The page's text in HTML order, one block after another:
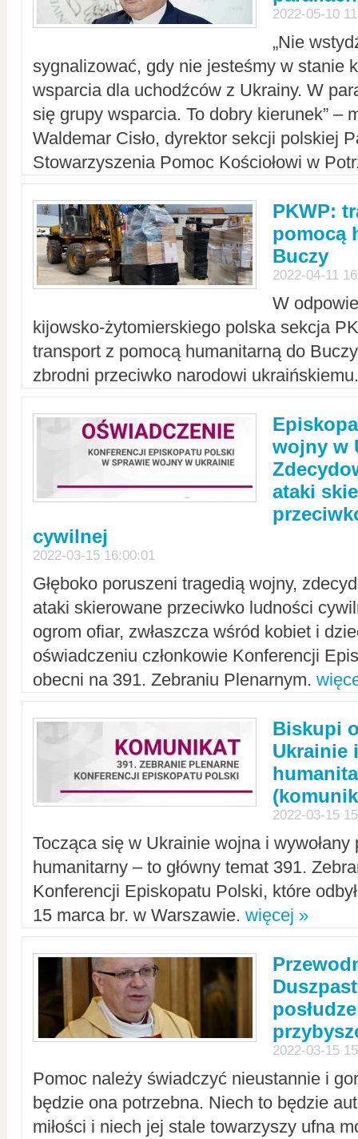
2022-05-10
„Nie
sygnalizować, gdy nie jesteśmy w stanie
wsparcia dla uchodźców z Ukrainy. W
się grupy wsparcia. To dobry kierunek” –
Waldemar Cisło, dyrektor sekcji polskiej
Stowarzyszenia Pomoc Kościołowi w
PKWP:
pomocą
Buczy
2022-04-11
W
kijowsko-żytomierskiego polska sekcja
transport z pomocą humanitarną do
zbrodni przeciwko narodowi
wojny w
ataki
cywilnej
2022-03-15 16:00:01
Głęboko poruszeni tragedią wojny,
ataki skierowane przeciwko ludności
ogrom ofiar, zwłaszcza wśród kobiet i
oświadczeniu członkowie Konferencji
obecni na 391. Zebraniu Plenarnym.
Biskupi
Ukrainie
2022-03-15
Tocząca się w Ukrainie wojna i
humanitarny – to główny temat 391.
Konferencji Episkopatu Polski, które
15 marca br. w Warszawie. więcej »
2022-03-15
Pomoc należy świadczyć nieustannie i
będzie ona potrzebna. Niech to będzie
miłości i niech jej stale towarzyszy ufna